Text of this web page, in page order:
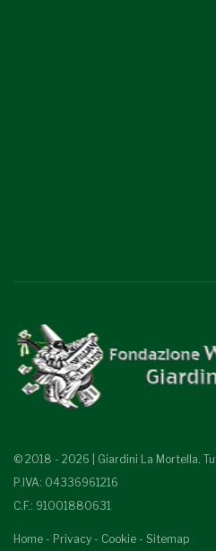
© 2018 - 2026 | Giardini La Mortella.
P.IVA: 04336961216
C.F.: 91001880631
Home - Privacy - Cookie - Sitemap